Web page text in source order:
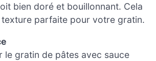
bien doré et bouillonnant. Cela
parfaite pour votre gratin.
le gratin de pâtes avec sauce